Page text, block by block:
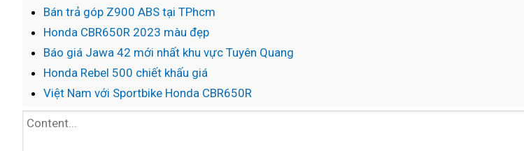
Bán trả góp Z900 ABS tại TPhcm
Honda CBR650R 2023 màu đẹp
Báo giá Jawa 42 mới nhất khu vực Tuyên Quang
Honda Rebel 500 chiết khấu giá
Việt Nam với Sportbike Honda CBR650R